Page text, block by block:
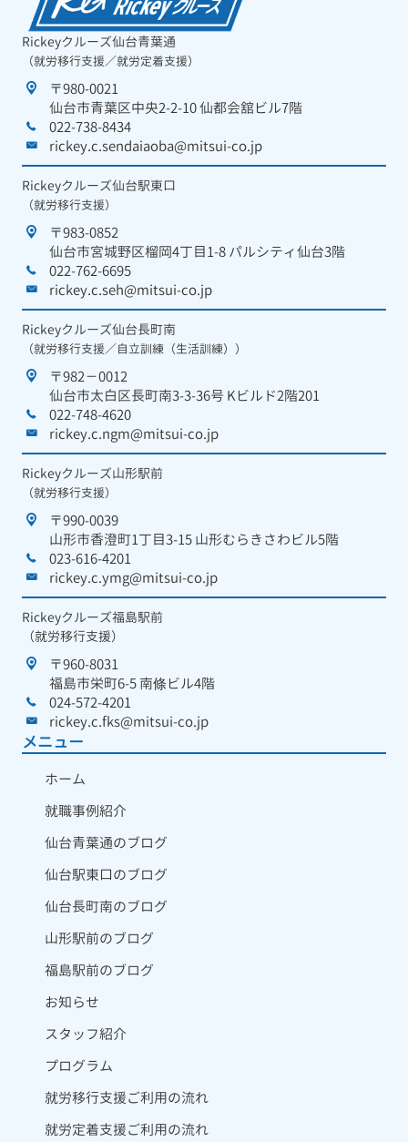
Rickeyクルーズ仙台青葉通
（就労移行支援／就労定着支援）
〒980-0021
仙台市青葉区中央2-2-10 仙都会舘ビル7階
022-738-8434
rickey.c.sendaiaoba@mitsui-co.jp
Rickeyクルーズ仙台駅東口
（就労移行支援）
〒983-0852
仙台市宮城野区榴岡4丁目1-8 パルシティ仙台3階
022-762-6695
rickey.c.seh@mitsui-co.jp
Rickeyクルーズ仙台長町南
（就労移行支援／自立訓練（生活訓練））
〒982－0012
仙台市太白区長町南3-3-36号 Kビルド2階201
022-748-4620
rickey.c.ngm@mitsui-co.jp
Rickeyクルーズ山形駅前
（就労移行支援）
〒990-0039
山形市香澄町1丁目3-15 山形むらきさわビル5階
023-616-4201
rickey.c.ymg@mitsui-co.jp
Rickeyクルーズ福島駅前
（就労移行支援）
〒960-8031
福島市栄町6-5 南條ビル4階
024-572-4201
rickey.c.fks@mitsui-co.jp
メニュー
ホーム
就職事例紹介
仙台青葉通のブログ
仙台駅東口のブログ
仙台長町南のブログ
山形駅前のブログ
福島駅前のブログ
お知らせ
スタッフ紹介
プログラム
就労移行支援ご利用の流れ
就労定着支援ご利用の流れ